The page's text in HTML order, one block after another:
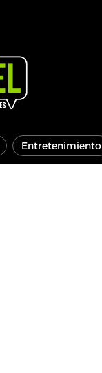
Entretenimiento